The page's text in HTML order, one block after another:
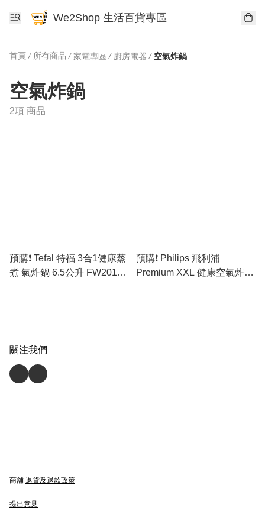
We2Shop 生活百貨專區
首頁 / 所有商品 / 家電專區 / 廚房電器 / 空氣炸鍋
空氣炸鍋
2項 商品
預購❗️ Tefal 特福 3合1健康蒸
煮 氣炸鍋 6.5公升 FW2018
預購❗️ Philips 飛利浦
Premium XXL 健康空氣炸鍋
關注我們
商舖 退貨及退款政策
提出意見